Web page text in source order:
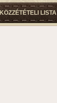
KÖZZÉTÉTELI LISTA